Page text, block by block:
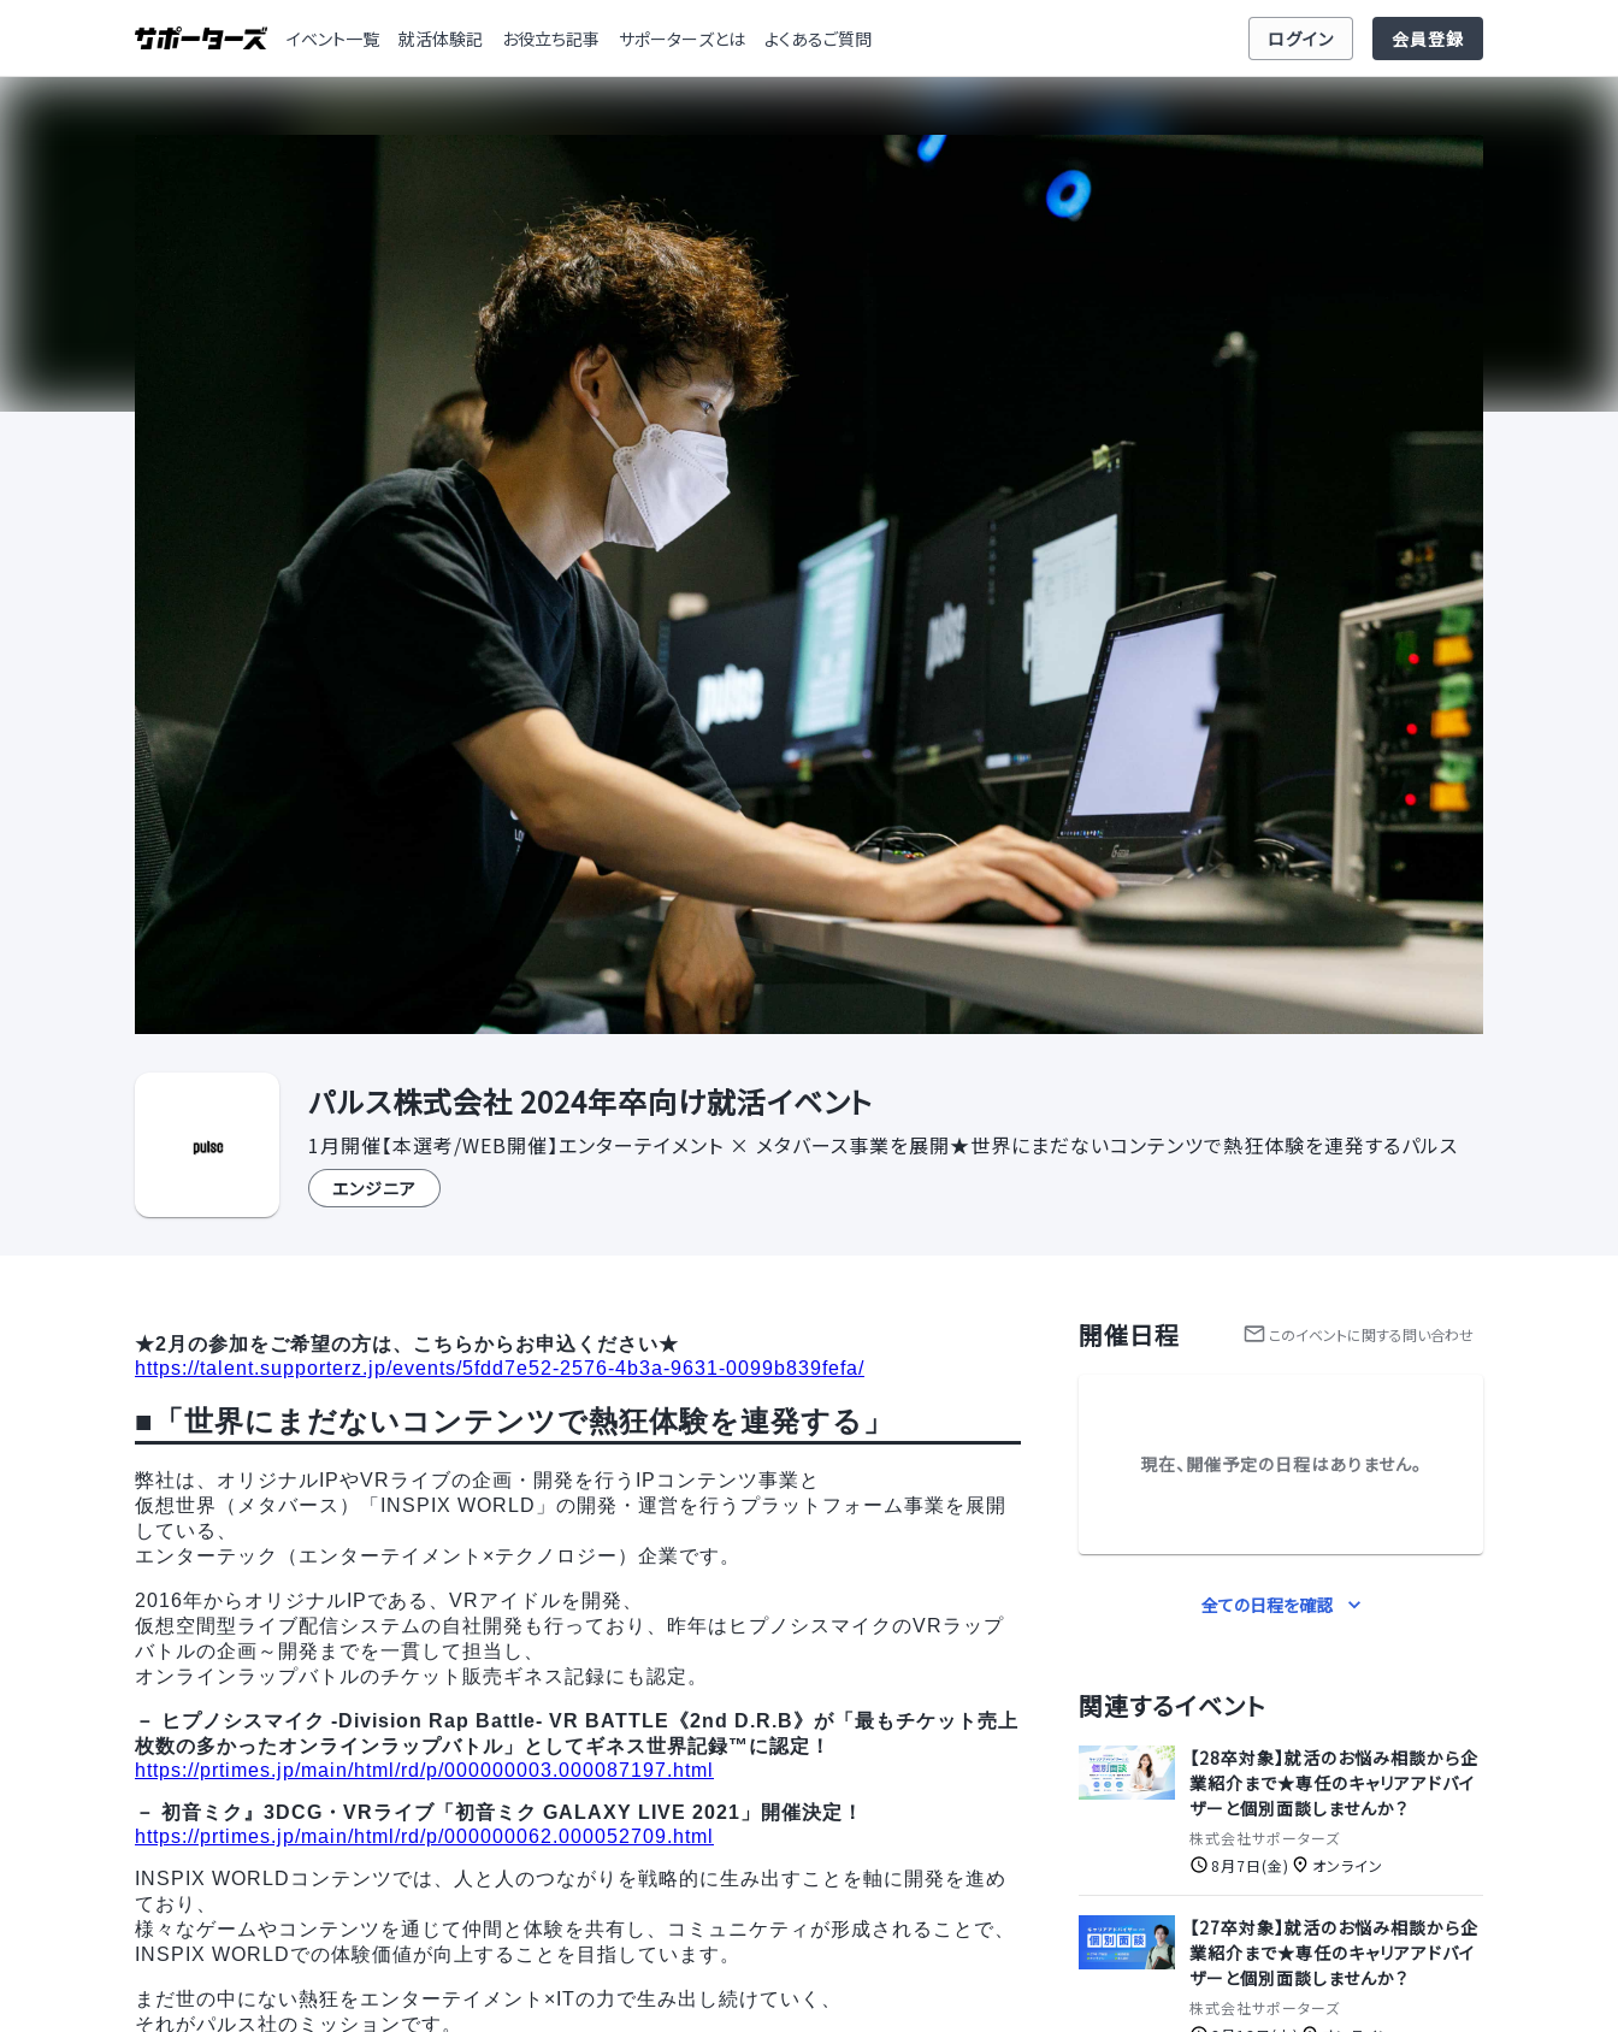
イベント一覧 就活体験記 お役立ち記事 サポーターズとは よくあるご質問 ログイン 会員登録
パルス株式会社 2024年卒向け就活イベント
1月開催【本選考/WEB開催】エンターテイメント × メタバース事業を展開★世界にまだないコンテンツで熱狂体験を連発するパルス
エンジニア
★2月の参加をご希望の方は、こちらからお申込ください★
https://talent.supporterz.jp/events/5fdd7e52-2576-4b3a-9631-0099b839fefa/
■「世界にまだないコンテンツで熱狂体験を連発する」
弊社は、オリジナルIPやVRライブの企画・開発を行うIPコンテンツ事業と
仮想世界（メタバース）「INSPIX WORLD」の開発・運営を行うプラットフォーム事業を展開
している、
エンターテック（エンターテイメント×テクノロジー）企業です。
2016年からオリジナルIPである、VRアイドルを開発、
仮想空間型ライブ配信システムの自社開発も行っており、昨年はヒプノシスマイクのVRラップ
バトルの企画～開発までを一貫して担当し、
オンラインラップバトルのチケット販売ギネス記録にも認定。
－ ヒプノシスマイク -Division Rap Battle- VR BATTLE《2nd D.R.B》が「最もチケット売上
枚数の多かったオンラインラップバトル」としてギネス世界記録™に認定！
https://prtimes.jp/main/html/rd/p/000000003.000087197.html
－ 初音ミク』3DCG・VRライブ「初音ミク GALAXY LIVE 2021」開催決定！
https://prtimes.jp/main/html/rd/p/000000062.000052709.html
INSPIX WORLDコンテンツでは、人と人のつながりを戦略的に生み出すことを軸に開発を進め
ており、
様々なゲームやコンテンツを通じて仲間と体験を共有し、コミュニケティが形成されることで、
INSPIX WORLDでの体験価値が向上することを目指しています。
まだ世の中にない熱狂をエンターテイメント×ITの力で生み出し続けていく、
それがパルス社のミッションです。
開催日程 このイベントに関する問い合わせ
現在、開催予定の日程はありません。
全ての日程を確認
関連するイベント
【28卒対象】就活のお悩み相談から企
業紹介まで★専任のキャリアアドバイ
ザーと個別面談しませんか？
株式会社サポーターズ
8月7日(金)
オンライン
【27卒対象】就活のお悩み相談から企
業紹介まで★専任のキャリアアドバイ
ザーと個別面談しませんか？
株式会社サポーターズ